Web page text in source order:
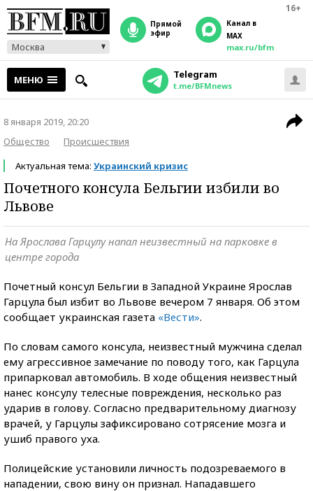
16+
Москва
прямой
эфир
Канал в
MAX
max.ru/bfm
МЕНЮ Telegram
t.me/BFMnews
8 января 2019, 20:20
Общество
Происшествия
Актуальная тема: Украинский кризис
Почетного консула Бельгии избили во
Львове
На Ярослава Гарцулу напал неизвестный на парковке в
центре города
Почетный консул Бельгии в Западной Украине Ярослав
Гарцула был избит во Львове вечером 7 января. Об этом
сообщает украинская газета «Вести».
По словам самого консула, неизвестный мужчина сделал
ему агрессивное замечание по поводу того, как Гарцула
припарковал автомобиль. В ходе общения неизвестный
нанес консулу телесные повреждения, несколько раз
ударив в голову. Согласно предварительному диагнозу
врачей, у Гарцулы зафиксировано сотрясение мозга и
ушиб правого уха.
Полицейские установили личность подозреваемого в
нападении, свою вину он признал. Нападавшего